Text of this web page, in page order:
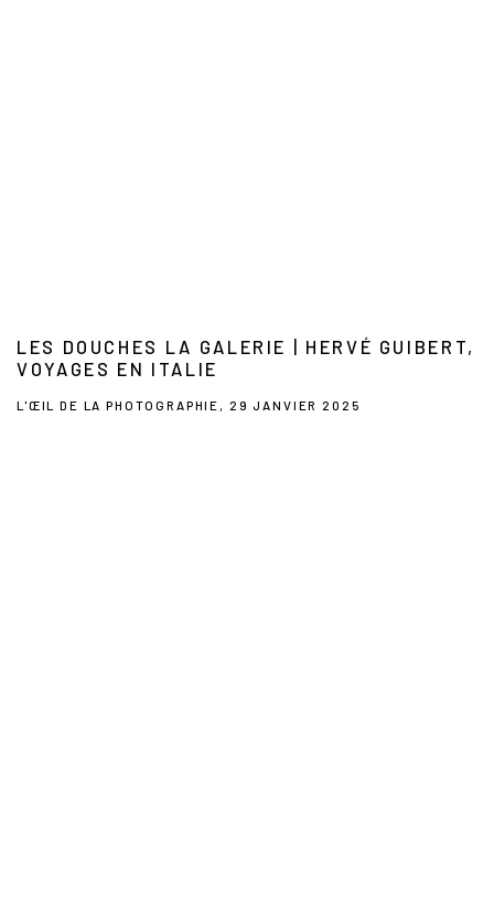
LES DOUCHES LA GALERIE | HERVÉ GUIBERT,
VOYAGES EN ITALIE
L'ŒIL DE LA PHOTOGRAPHIE, 29 JANVIER 2025